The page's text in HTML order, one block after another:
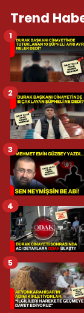
Trend
1
2
3
4
5